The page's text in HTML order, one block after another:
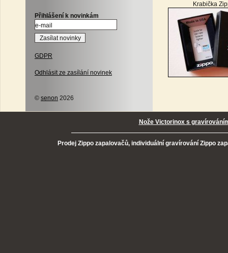
Přihlášení k novinkám
GDPR
Odhlásit ze zasílání novinek
© senon 2026
Krabička
Nože Victorinox s
Prodej Zippo zapalovačů, individuální gravírování Zippo